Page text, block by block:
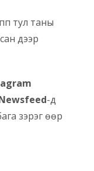
тул таны
дээр
-д
зэрэг өөр